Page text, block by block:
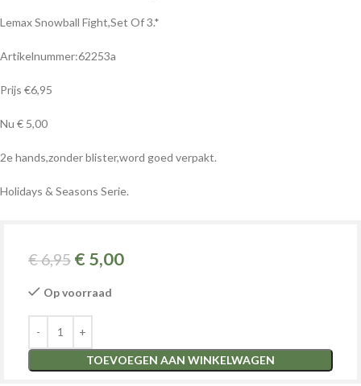
Lemax Snowball Fight,Set Of 3.*
Artikelnummer:62253a
Prijs €6,95
Nu € 5,00
2e hands,zonder blister,word goed verpakt.
Holidays & Seasons Serie.
€6,95 € 5,00
Op voorraad
TOEVOEGEN AAN WINKELWAGEN